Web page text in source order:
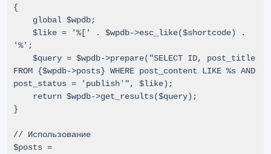
{
'%';
FROM {$wpdb->posts} WHERE post_content LIKE %s AND
post_status = 'publish'", $like);
}
// Использование
$posts =